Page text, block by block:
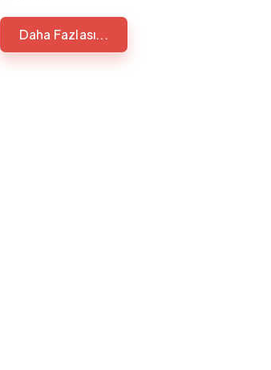
Daha Fazlası...